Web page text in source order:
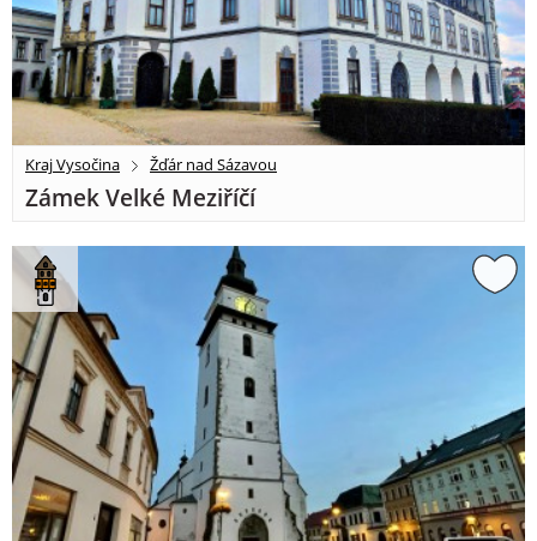
Kraj Vysočina Žďár nad Sázavou
Zámek Velké Meziříčí